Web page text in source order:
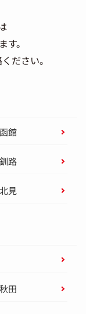
。
ださい。
館
路
見
田